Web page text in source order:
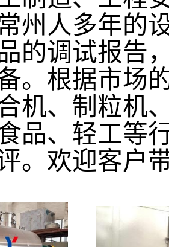
州人多年的
的调试报告
。根据市场
机、制粒机
品、轻工等
。欢迎客户